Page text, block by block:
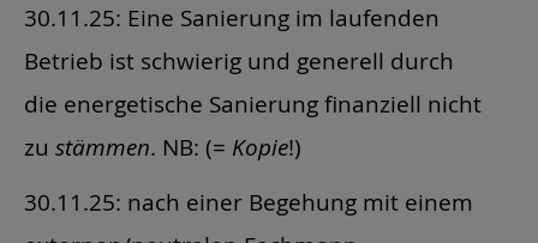
30.11.25: Eine Sanierung im laufenden
Betrieb ist schwierig und generell durch
die energetische Sanierung finanziell nicht
zu stämmen. NB: (= Kopie!)
30.11.25: nach einer Begehung mit einem